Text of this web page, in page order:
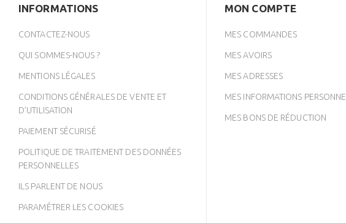
INFORMATIONS
CONTACTEZ-NOUS
QUI SOMMES-NOUS ?
MENTIONS LÉGALES
CONDITIONS GÉNÉRALES DE VENTE ET
D’UTILISATION
PAIEMENT SÉCURISÉ
POLITIQUE DE TRAITEMENT DES DONNÉES
PERSONNELLES
ILS PARLENT DE NOUS
PARAMÉTRER LES COOKIES
MON COMPTE
MES COMMANDES
MES AVOIRS
MES ADRESSES
MES INFORMATIONS
MES BONS DE RÉDUCTION